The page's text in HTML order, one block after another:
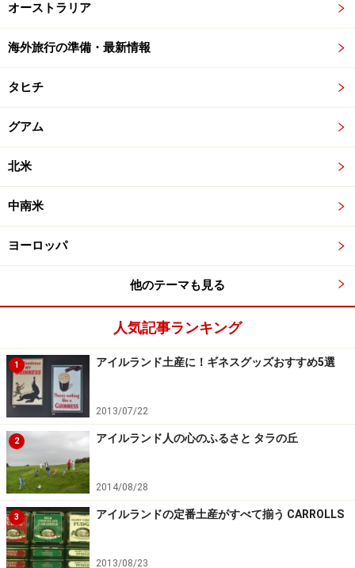
オーストラリア
海外旅行の準備・最新情報
タヒチ
グアム
北米
中南米
ヨーロッパ
他のテーマも見る
人気記事ランキング
1 アイルランド土産に！ギネスグッズおすすめ5選
2013/07/22
2 アイルランド人の心のふるさと タラの丘
2014/08/28
3 アイルランドの定番土産がすべて揃う CARROLLS
2013/08/23